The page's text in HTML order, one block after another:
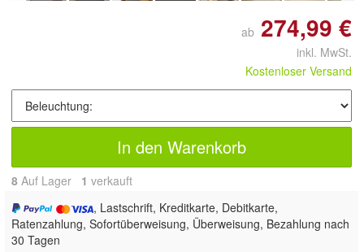
ab 274,99 €
inkl. MwSt.
Kostenloser Versand
In den Warenkorb
8 Auf Lager 1 verkauft
, Lastschrift, Kreditkarte, Debitkarte,
Ratenzahlung, Sofortüberweisung, Überweisung, Bezahlung nach
30 Tagen